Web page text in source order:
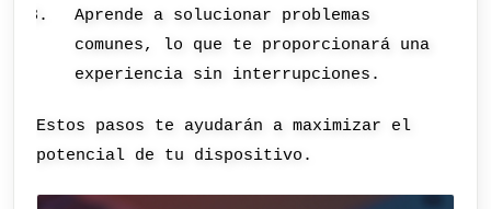
Aprende a solucionar problemas
comunes, lo que te proporcionará una
experiencia sin interrupciones.
Estos pasos te ayudarán a maximizar el
potencial de tu dispositivo.